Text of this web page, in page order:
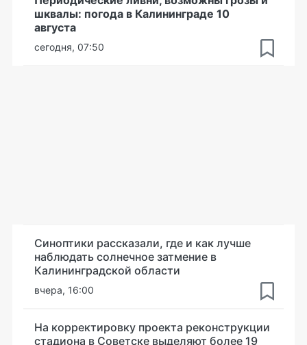
шквалы: погода в Калининграде 10
августа
сегодня, 07:50
Синоптики рассказали, где и как лучше
наблюдать солнечное затмение в
Калининградской области
вчера, 16:00
На корректировку проекта реконструкции
стадиона в Советске выделяют более 19